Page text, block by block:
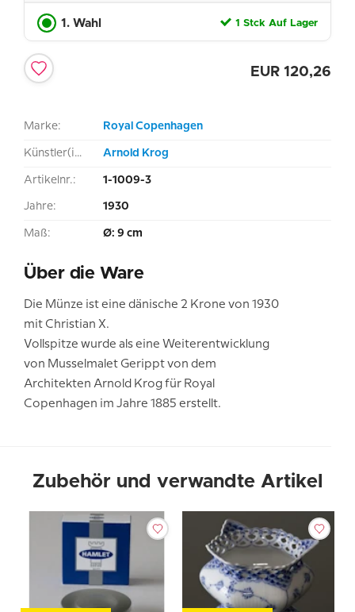
1. Wahl 1 Stck Auf Lager
EUR 120,26
Marke: Royal Copenhagen
Künstler(in): Arnold Krog
Artikelnr.: 1-1009-3
Jahre: 1930
Maß: Ø: 9 cm
Über die Ware
Die Münze ist eine dänische 2 Krone von 1930
mit Christian X.
Vollspitze wurde als eine Weiterentwicklung
von Musselmalet Gerippt von dem
Architekten Arnold Krog für Royal
Copenhagen im Jahre 1885 erstellt.
Zubehör und verwandte Artikel